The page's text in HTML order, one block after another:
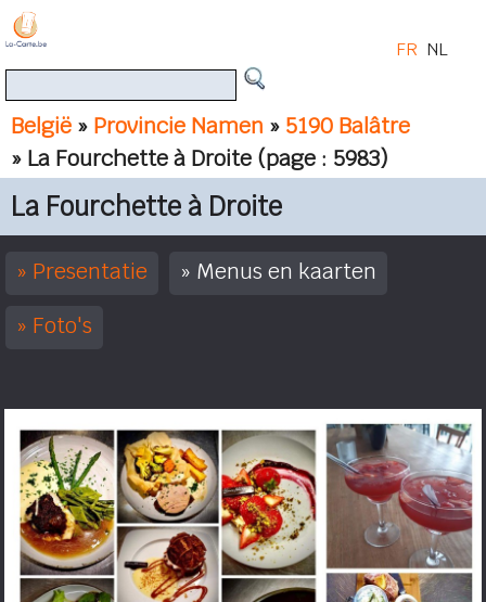
België » Provincie Namen » 5190 Balâtre
» La Fourchette à Droite (page : 5983)
FR NL
La Fourchette à Droite
Presentatie
Menus en kaarten
Foto's